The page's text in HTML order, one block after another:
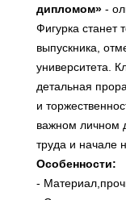
дипломом» -
Фигурка станет
выпускника,
университета.
детальная
и
важном личном
труда и начале
Особенности:
-